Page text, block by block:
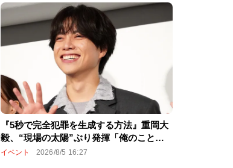
『5秒で完全犯罪を生成する方法』重岡大
毅、“現場の太陽”ぶり発揮「俺のこと子
役やと思ってます!?」愛あるイジりに爆笑
イベント 2026/8/5 16:27